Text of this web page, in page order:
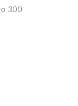
300